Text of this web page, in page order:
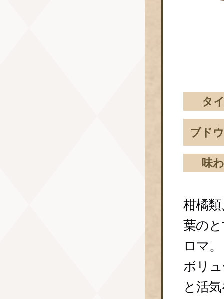
タ
ブド
味
柑橘
葉の
ロマ。
ボリ
と活